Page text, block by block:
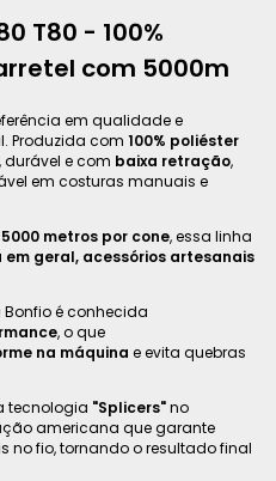
T80 - 100%
com 5000m
em qualidade e
Produzida com 100% poliéster
durável e com baixa retração,
em costuras manuais e
5000 metros por cone, essa linha
geral, acessórios artesanais
Bonfio é conhecida
, o que
na máquina e evita quebras
tecnologia "Splicers"no
americana que garante
no fio, tornando o resultado final